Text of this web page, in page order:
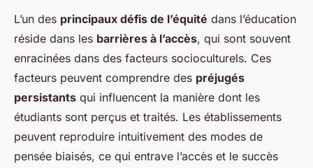
L’un des principaux défis de l’équité dans l’éducation
réside dans les barrières à l’accès, qui sont souvent
enracinées dans des facteurs socioculturels. Ces
facteurs peuvent comprendre des préjugés
persistants qui influencent la manière dont les
étudiants sont perçus et traités. Les établissements
peuvent reproduire intuitivement des modes de
pensée biaisés, ce qui entrave l’accès et le succès